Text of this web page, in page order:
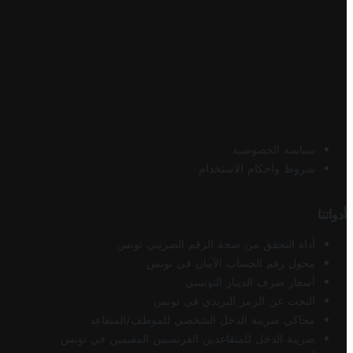
سياسة الخصوصية
شروط وأحكام الاستخدام
أدواتنا
أداة التحقق من صحة الرقم الضريبي تونس
محول رقم الحساب الآيبان في تونس
أسعار صرف الدينار التونسي
البحث عن الرمز البريدي في تونس
محاكي ضريبة الدخل الشخصي للموظف/المتقاعد
ضريبة الدخل للمتقاعدين الفرنسيين المقيمين في تونس